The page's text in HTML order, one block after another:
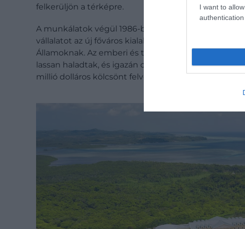
I want to
felkerüljön a térképre.
A munkálatok végül 1986-ban kezdődtek meg:
vállalatot az új főváros kialakításával – ami
Államoknak. Az emberi és természeti erőforrások
lassan haladtak, és igazán csak a kétezres évek
millió dolláros kölcsönt felvennie Tajvantól.